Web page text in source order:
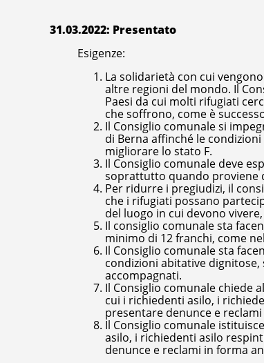
31.03.2022: Presentato
Esigenze:
La solidarietà con cui
altre regioni del mondo. Il
Paesi da cui molti rifugiati
che soffrono, come è
Il Consiglio comunale si
di Berna affinché le
migliorare lo stato F.
Il Consiglio comunale deve
soprattutto quando proviene
Per ridurre i pregiudizi, il
che i rifugiati possano
del luogo in cui devono
Il consiglio comunale sta
minimo di 12 franchi, come
Il Consiglio comunale sta
condizioni abitative
accompagnati.
Il Consiglio comunale chiede
cui i richiedenti asilo, i
presentare denunce e
Il Consiglio comunale
asilo, i richiedenti asilo
denunce e reclami in forma